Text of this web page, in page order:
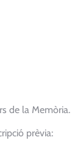
de la Memòria.
prèvia: